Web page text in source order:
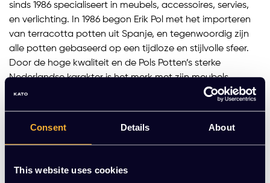
Consent Details About
This website uses cookies
sinds 1986 specialiseert in meubels, accessoires, servies,
en verlichting. In 1986 begon Erik Pol met het importeren
van terracotta potten uit Spanje, en tegenwoordig zijn
alle potten gebaseerd op een tijdloze en stijlvolle sfeer.
Door de hoge kwaliteit en de Pols Potten’s sterke
Nederlandse karakter is het merk met zijn meubels,
accessoires, servies, en verlichting wereldwijd een groot
en een verkleinde ecologische voetafdruk door middel